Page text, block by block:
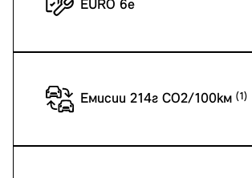
EURO 6e
Емисии 214г CO2/100км